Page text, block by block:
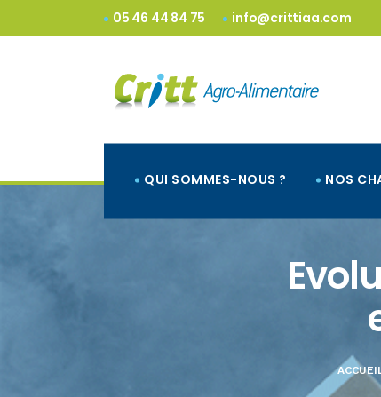
05 46 44 84 75 info@crittiaa.com
QUI SOMMES-NOUS ? NOS